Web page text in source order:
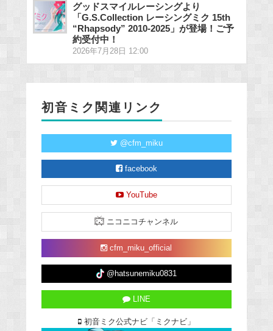
グッドスマイルレーシングより
「G.S.Collection レーシングミク 15th
“Rhapsody” 2010-2025」が登場！ご予
約受付中！
2026年7月28日 12:00
初音ミク関連リンク
@cfm_miku
facebook
YouTube
ニコニコチャンネル
cfm_miku_official
@hatsunemiku0831
LINE
初音ミク公式ナビ「ミクナビ」